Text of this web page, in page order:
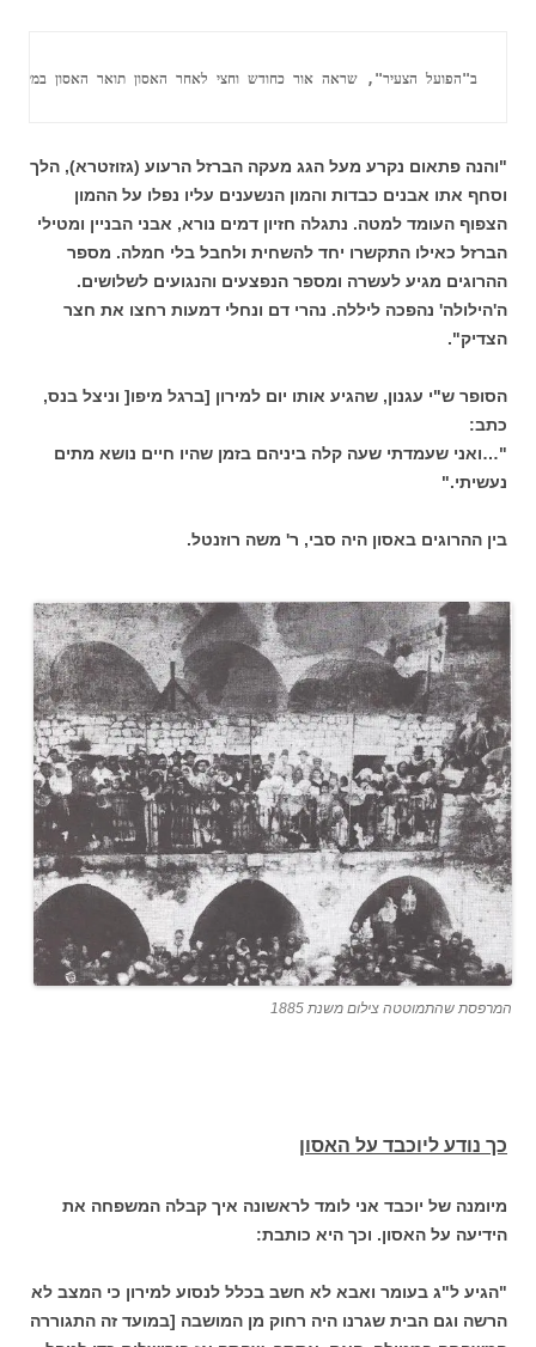
ב"הפועל הצעיר", שראה אור כחודש וחצי לאחר האסון תואר האסון במילים
"והנה פתאום נקרע מעל הגג מעקה הברזל הרעוע (גזוזטרא), הלך
וסחף אתו אבנים כבדות והמון הנשענים עליו נפלו על ההמון
הצפוף העומד למטה. נתגלה חזיון דמים נורא, אבני הבניין ומטילי
הברזל כאילו התקשרו יחד להשחית ולחבל בלי חמלה. מספר
ההרוגים מגיע לעשרה ומספר הנפצעים והנגועים לשלושים.
ה'הילולה' נהפכה ליללה. נהרי דם ונחלי דמעות רחצו את חצר
הצדיק".
הסופר ש"י עגנון, שהגיע אותו יום למירון [ברגל מיפו[ וניצל בנס,
כתב:
"…ואני שעמדתי שעה קלה ביניהם בזמן שהיו חיים נושא מתים
נעשיתי."
בין ההרוגים באסון היה סבי, ר' משה רוזנטל.
המרפסת שהתמוטטה צילום משנת 1885
כך נודע ליוכבד על האסון
מיומנה של יוכבד אני לומד לראשונה איך קבלה המשפחה את
הידיעה על האסון. וכך היא כותבת:
"הגיע ל"ג בעומר ואבא לא חשב בכלל לנסוע למירון כי המצב לא
הרשה וגם הבית שגרנו היה רחוק מן המושבה [במועד זה התגוררה